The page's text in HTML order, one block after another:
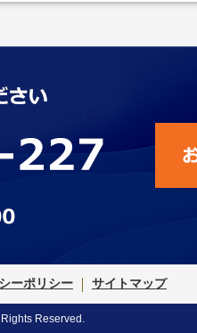
ーポリシー サイトマップ
Reserved.